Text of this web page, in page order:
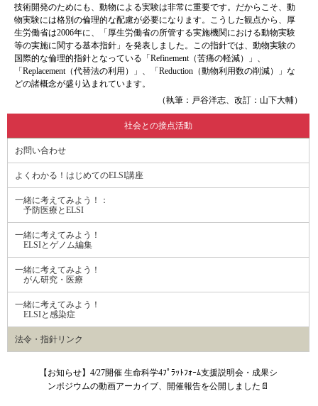
技術開発のためにも、動物による実験は非常に重要です。だからこそ、動
物実験には格別の倫理的な配慮が必要になります。こうした観点から、厚
生労働省は2006年に、「厚生労働省の所管する実施機関における動物実験
等の実施に関する基本指針」を発表しました。この指針では、動物実験の
国際的な倫理的指針となっている「Refinement（苦痛の軽減）」、
「Replacement（代替法の利用）」、「Reduction（動物利用数の削減）」な
どの諸概念が盛り込まれています。
（執筆：戸谷洋志、改訂：山下大輔）
社会との接点活動
お問い合わせ
よくわかる！はじめてのELSI講座
一緒に考えてみよう！：
予防医療とELSI
一緒に考えてみよう！
ELSIとゲノム編集
一緒に考えてみよう！
がん研究・医療
一緒に考えてみよう！
ELSIと感染症
法令・指針リンク
【お知らせ】4/27開催 生命科学4ﾌﾟﾗｯﾄﾌｫｰﾑ支援説明会・成果シ
ンポジウムの動画アーカイブ、開催報告を公開しました📄